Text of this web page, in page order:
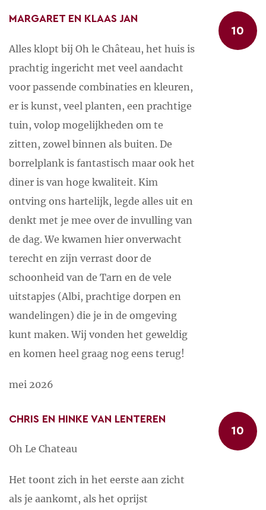
La Roucarié, 2 minuten Loop van Oh, le château! de
heuvel af en je komt uit bij een meer om te
zwemmen, surfen en zeilen. Ook leuk om een rondje
te wandelen of fietsen langs de oevers. Geen
toeristen hier!
Cordes sur Ciel, 20 minuten Plompverloren duikt het
op tussen de glooiingen van het land en richt het
zich naar de hemel. Zeker bij zonsondergang is het
uitzicht spectaculair, vanaf en ook op het
middeleeuwse stadje. Smalle, kronkelende straten
Tarn, de enorme kathedraal van rode baksteen, het
eeuwenoude stratenpatroon, ze maken van Albi een
watertanden op de markt, de terrassen en in de
goede restaurants. Shopaholic? In de vele boetiekjes
MARGARET EN KLAAS JAN
Alles klopt bij Oh le Château, het huis is
prachtig ingericht met veel aandacht
voor passende combinaties en kleuren,
er is kunst, veel planten, een prachtige
tuin, volop mogelijkheden om te
zitten, zowel binnen als buiten. De
borrelplank is fantastisch maar ook het
diner is van hoge kwaliteit. Kim
ontving ons hartelijk, legde alles uit en
denkt met je mee over de invulling van
de dag. We kwamen hier onverwacht
terecht en zijn verrast door de
schoonheid van de Tarn en de vele
uitstapjes (Albi, prachtige dorpen en
wandelingen) die je in de omgeving
kunt maken. Wij vonden het geweldig
en komen heel graag nog eens terug!
mei 2026
10
CHRIS EN HINKE VAN LENTEREN
Oh Le Chateau
Het toont zich in het eerste aan zicht
als je aankomt, als het oprijst
10